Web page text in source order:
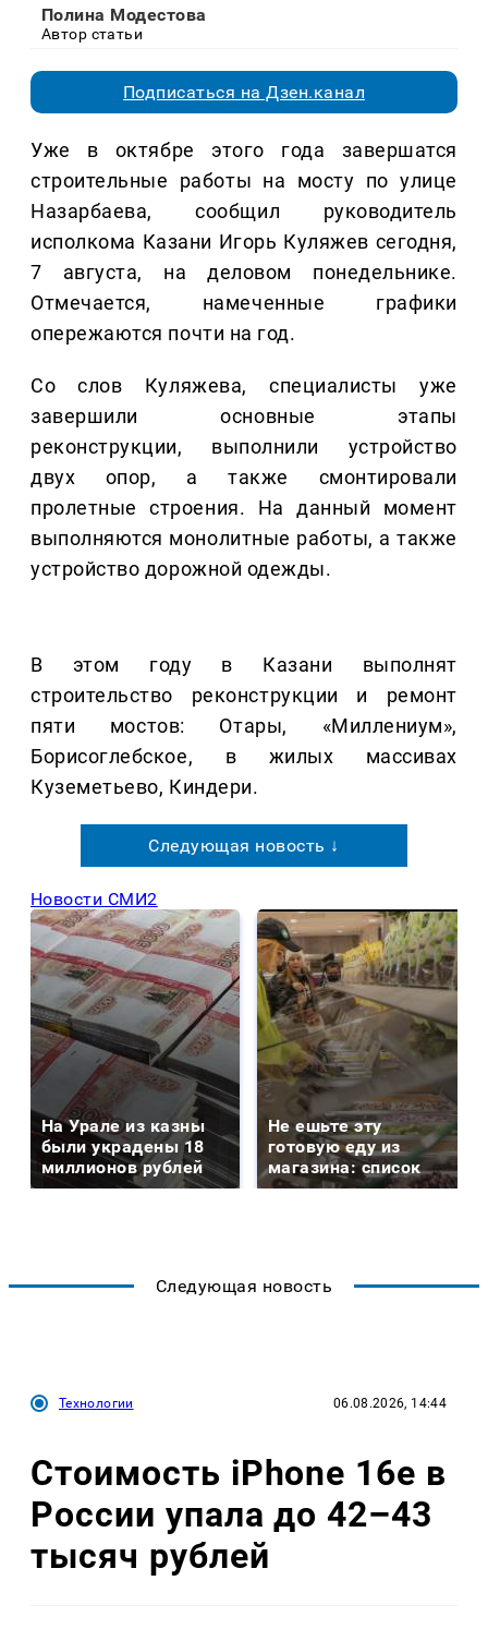
Полина Модестова
Автор статьи
Подписаться на Дзен.канал
Уже в октябре этого года завершатся
строительные работы на мосту по улице
Назарбаева, сообщил руководитель
исполкома Казани Игорь Куляжев сегодня,
7 августа, на деловом понедельнике.
Отмечается, намеченные графики
опережаются почти на год.
Со слов Куляжева, специалисты уже
завершили основные этапы
реконструкции, выполнили устройство
двух опор, а также смонтировали
пролетные строения. На данный момент
выполняются монолитные работы, а также
устройство дорожной одежды.
В этом году в Казани выполнят
строительство реконструкции и ремонт
пяти мостов: Отары, «Миллениум»,
Борисоглебское, в жилых массивах
Куземетьево, Киндери.
Следующая новость ↓
Новости СМИ2
На Урале из казны
были украдены 18
миллионов рублей
Не ешьте эту
готовую еду из
магазина: список
Следующая новость
Технологии 06.08.2026, 14:44
Стоимость iPhone 16e в
России упала до 42–43
тысяч рублей